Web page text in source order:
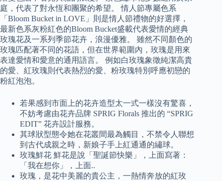
庭，代表了對永恆和團聚的希望。 情人節專屬色系
「Bloom Bucket in LOVE」則是情人節禮物的好選擇，
最新色系灰粉紅色的Bloom Bucket盛載代表愛情的經典
玫瑰花及一系列季節花卉，浪漫優雅。 雖然不同顏色的
玫瑰匹配著不同的花語，但在世界範圍內，玫瑰是用來
表達愛情和愛意的通用語言。 例如白玫瑰象徵純潔高貴
的愛、紅玫瑰則代表熱烈的愛、粉玫瑰特別呼應初戀的
粉紅泡泡。
若果感到市面上的花卉造型太一式一樣沒有驚喜，
不妨考慮由花卉品牌 SPRIG Florals 推出的 “SPRIG
EDIT” 花卉設計服務。
其球狀型態令她在花叢間最為觸目，不禁令人聯想
到古代成親之時，新娘子手上紅通通的繡球。
玫瑰鮮花 鮮花是說「聖誕節快樂」，上面寫著：
「我在想你」，上面..
玫瑰，是花中美麗的貴公主，一熱情奔放的紅玫